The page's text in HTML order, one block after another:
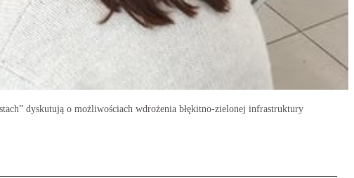
dyskutują o możliwościach wdrożenia błękitno-zielonej infrastruktury